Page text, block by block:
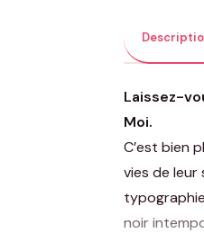
Laissez-
Moi.
C’est bien
vies de leur
noir